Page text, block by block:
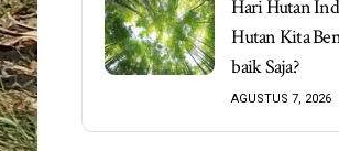
Hari Hutan
Hutan Kita
baik Saja?
AGUSTUS 7, 2026